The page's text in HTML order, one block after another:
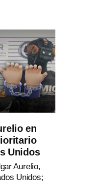
en
Unidos
Aurelio,
Unidos;